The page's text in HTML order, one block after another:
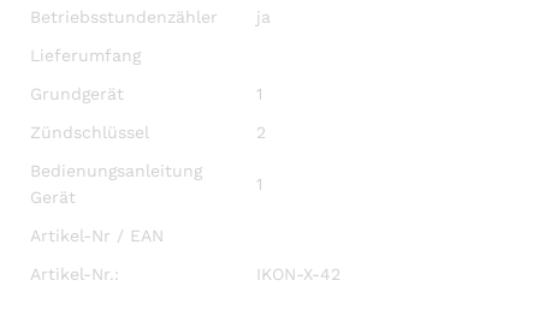
Betriebsstundenzähler
ja
Lieferumfang
Grundgerät
1
Zündschlüssel
2
Bedienungsanleitung
Gerät
1
Artikel-Nr / EAN
Artikel-Nr.:
IKON-X-42